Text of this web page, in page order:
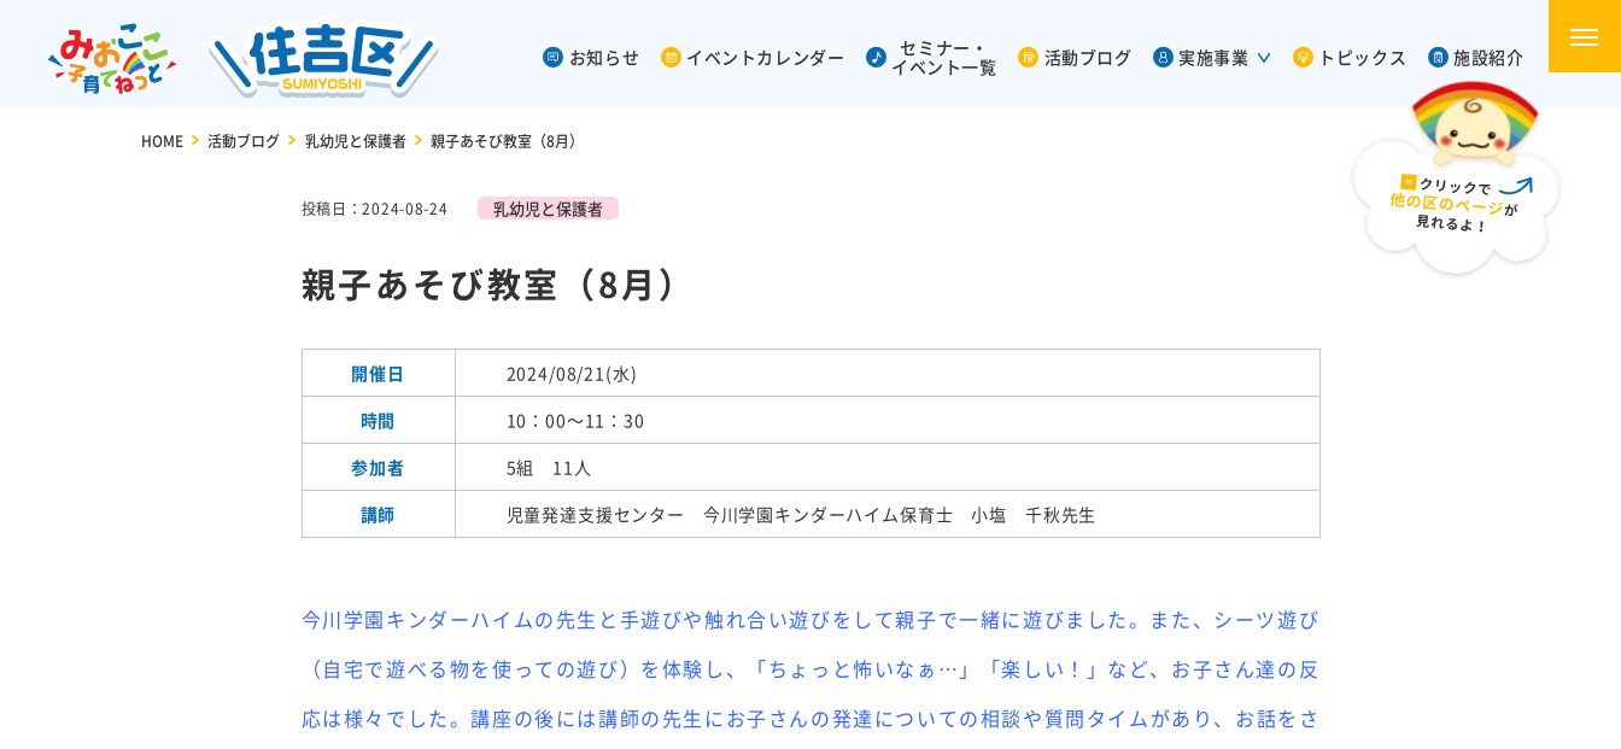
お知らせ イベントカレンダー
セミナー・
イベント一覧
活動ブログ 実施事業 トピックス 施設紹介
HOME > 活動ブログ > 乳幼児と保護者 > 親子あそび教室（8月）
投稿日：2024-08-24 乳幼児と保護者
親子あそび教室（8月）
開催日
2024/08/21(水)
時間
10：00～11：30
参加者
5組 11人
講師
児童発達支援センター 今川学園キンダーハイム保育士 小塩 千秋先生
今川学園キンダーハイムの先生と手遊びや触れ合い遊びをして親子で一緒に遊びました。また、シーツ遊び
（自宅で遊べる物を使っての遊び）を体験し、「ちょっと怖いなぁ…」「楽しい！」など、お子さん達の反
応は様々でした。講座の後には講師の先生にお子さんの発達についての相談や質問タイムがあり、お話をさ